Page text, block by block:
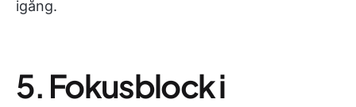
igång.
5. Fokusblock i